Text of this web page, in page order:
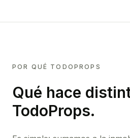
POR QUÉ TODOPROPS
Qué hace
TodoProps.